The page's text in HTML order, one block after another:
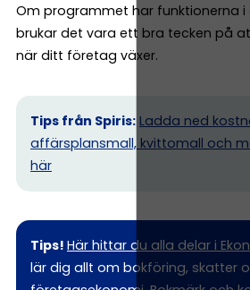
Om programmet har funktionerna i
brukar det vara ett bra tecken på
när ditt företag växer.
Tips från Spiris: Ladda ned
affärsplansmall, kvittomall och
här
Tips! Här hittar du alla delar i
lär dig allt om bokföring, skatter